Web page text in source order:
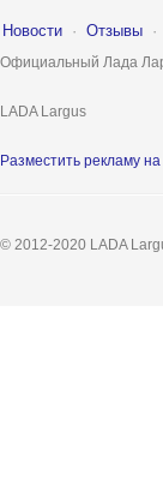
Новости · Отзывы ·
Официальный Лада
LADA Largus
Разместить рекламу на
© 2012-2020 LADA